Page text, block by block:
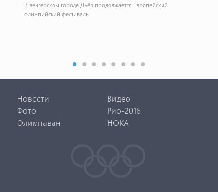
В венгерском городе Дьёр продолжается Европейский
олимпийский фестиваль
Новости
Видео
Фото
Рио-2016
Олимпаван
НОКА